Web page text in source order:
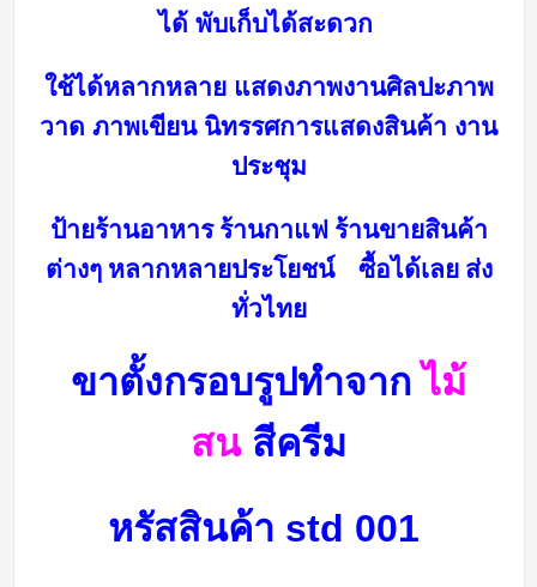
ได้ พับเก็บได้สะดวก
ใช้ได้หลากหลาย แสดงภาพงานศิลปะภาพ
วาด ภาพเขียน นิทรรศการแสดงสินค้า งาน
ประชุม
ป้ายร้านอาหาร ร้านกาแฟ ร้านขายสินค้า
ต่างๆ หลากหลายประโยชน์ ซื้อได้เลย ส่ง
ทั่วไทย
ขาตั้งกรอบรูปทำจากไม้
สน สีครีม
หรัสสินค้า std 001